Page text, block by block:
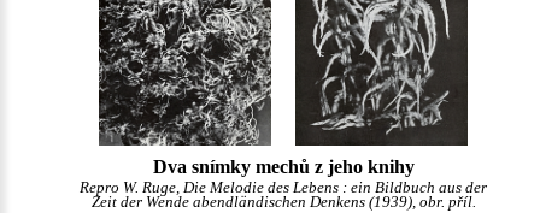
Dva snímky mechů z jeho knihy
Repro W. Ruge, Die Melodie des Lebens : ein Bildbuch aus der
Zeit der Wende abendländischen Denkens (1939), obr. příl.